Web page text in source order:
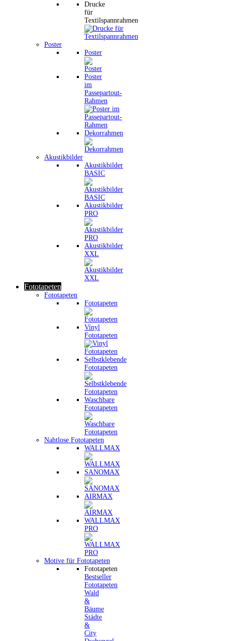
Drucke
für
Textilspannrahmen
Poster
Poster
Poster
im
Passepartout-
Rahmen
Dekorrahmen
Akustikbilder
Akustikbilder
BASIC
Akustikbilder
PRO
Akustikbilder
XXL
Fototapeten
Fototapeten
Fototapeten
Vinyl
Fototapeten
Selbstklebende
Fototapeten
Waschbare
Fototapeten
Nahtlose Fototapeten
WALLMAX
SANOMAX
AIRMAX
WALLMAX
PRO
Motive für Fototapeten
Fototapeten
Bestseller
Fototapeten
Wald
&
Bäume
Städte
&
City